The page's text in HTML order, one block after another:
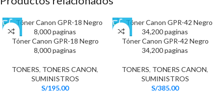
Tóner Canon GPR-18 Negro
8,000 paginas
TONERS, TONERS CANON,
SUMINISTROS
S/195.00
Tóner Canon GPR-42 Negro
34,200 paginas
TONERS, TONERS CANON,
SUMINISTROS
S/385.00